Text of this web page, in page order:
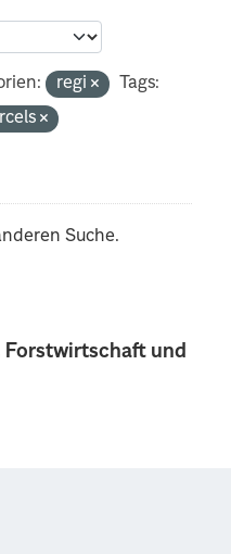
und
regi
Tags:
Suche.